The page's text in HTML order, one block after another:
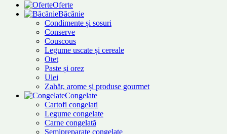
Oferte
Băcănie
Condimente și sosuri
Conserve
Couscous
Legume uscate și cereale
Otet
Paste și orez
Ulei
Zahăr, arome și produse gourmet
Congelate
Cartofi congelați
Legume congelate
Carne congelată
Semipreparate congelate